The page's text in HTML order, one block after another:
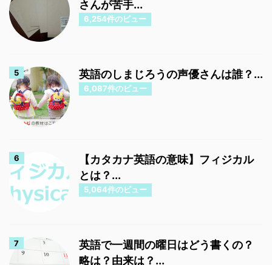
さんが苦手...
6,254件のビュー
英語のしまじろうの声優さんは誰？...
6,087件のビュー
【カタカナ英語の意味】フィジカル
とは？...
5,064件のビュー
英語で一週間の曜日はどう書くの？
略は？由来は？...